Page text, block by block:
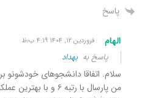
پاسخ
الهام فروردین ۱۲, ۱۴۰۴ ۴:۱۹ ب٫ظ
پاسخ بهبهداد
سلام. اتفاقا دانشجوهای خودشونو
من پارسال با رتبه ۶ و